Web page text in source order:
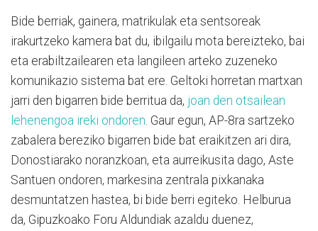
Bide berriak, gainera, matrikulak eta sentsoreak
irakurtzeko kamera bat du, ibilgailu mota bereizteko, bai
eta erabiltzailearen eta langileen arteko zuzeneko
komunikazio sistema bat ere. Geltoki horretan martxan
jarri den bigarren bide berritua da, joan den otsailean
lehenengoa ireki ondoren . Gaur egun, AP-8ra sartzeko
zabalera bereziko bigarren bide bat eraikitzen ari dira,
Donostiarako noranzkoan, eta aurreikusita dago, Aste
Santuen ondoren, markesina zentrala pixkanaka
desmuntatzen hastea, bi bide berri egiteko. Helburua
da, Gipuzkoako Foru Aldundiak azaldu duenez,